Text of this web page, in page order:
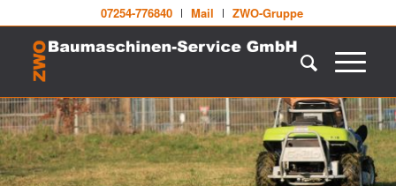
07254-776840 Mail ZWO-Gruppe